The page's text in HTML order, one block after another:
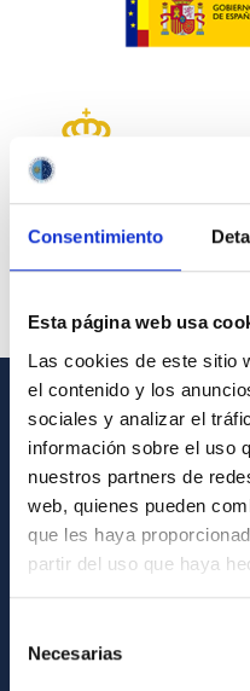
Consentimiento
Esta página web usa
Las cookies de este sitio
el contenido y los
sociales y analizar el
información sobre el uso
nuestros partners de
web, quienes pueden
que les haya
partir del uso que haya
Necesarias
GENERAL INFORMATION
Contact
How to get to the IAC
List of personnel
Library
General register